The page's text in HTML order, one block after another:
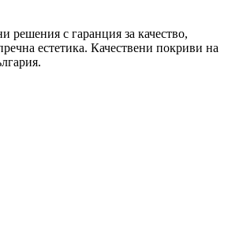
решения с гаранция за качество,
естетика. Качествени покриви на